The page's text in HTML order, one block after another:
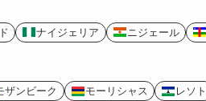
ナイジェリア ニジェール
ザンビーク モーリシャス レソト